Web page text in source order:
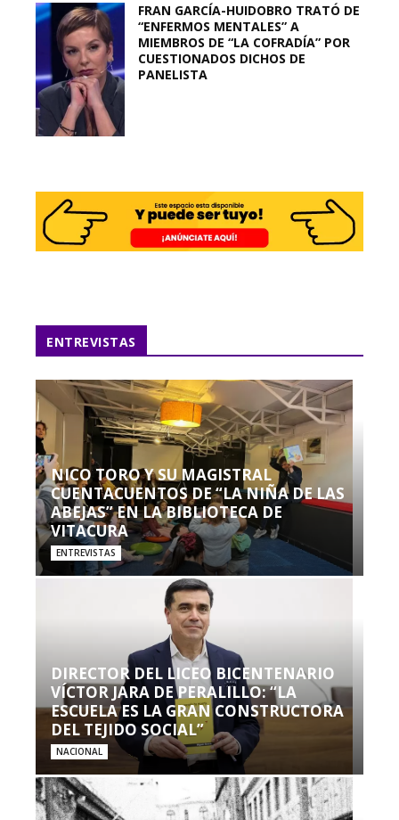
FRAN GARCÍA-HUIDOBRO TRATÓ DE
“ENFERMOS MENTALES” A
MIEMBROS DE “LA COFRADÍA” POR
CUESTIONADOS DICHOS DE
PANELISTA
ENTREVISTAS
NICO TORO Y SU MAGISTRAL
CUENTACUENTOS DE “LA NIÑA DE LAS
ABEJAS” EN LA BIBLIOTECA DE
VITACURA
ENTREVISTAS
DIRECTOR DEL LICEO BICENTENARIO
VÍCTOR JARA DE PERALILLO: “LA
ESCUELA ES LA GRAN CONSTRUCTORA
DEL TEJIDO SOCIAL”
NACIONAL